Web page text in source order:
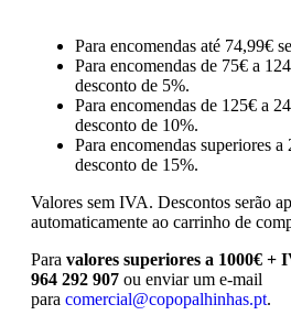
Para encomendas até 74,99€
Para encomendas de 75€ a
desconto de 5%.
Para encomendas de 125€ a
desconto de 10%.
Para encomendas superiores
desconto de 15%.
Valores sem IVA. Descontos serão
automaticamente ao carrinho de
Para valores superiores a 1000€ +
964 292 907 ou enviar um e-mail
para comercial@copopalhinhas.pt.